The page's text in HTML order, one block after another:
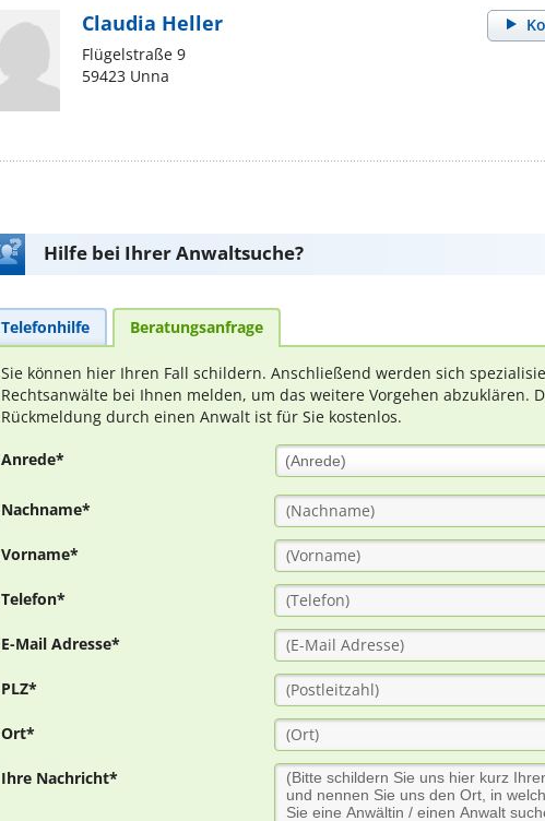
Claudia Heller
Flügelstraße 9
59423 Unna
Hilfe bei Ihrer Anwaltsuche?
Telefonhilfe Beratungsanfrage
Sie können hier Ihren Fall schildern. Anschließend werden sich
Rechtsanwälte bei Ihnen melden, um das weitere Vorgehen abzuklären.
Rückmeldung durch einen Anwalt ist für Sie kostenlos.
Anrede* (Anrede)
Nachname*
Vorname*
Telefon*
E-Mail Adresse*
PLZ*
Ort*
Ihre Nachricht*